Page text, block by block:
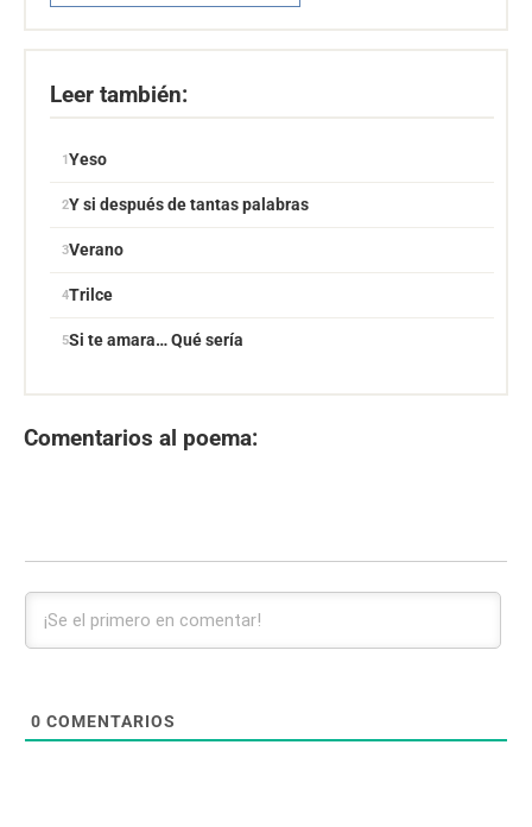
Leer también:
Yeso
Y si después de tantas palabras
Verano
Trilce
Si te amara… Qué sería
Comentarios al poema:
0 COMENTARIOS